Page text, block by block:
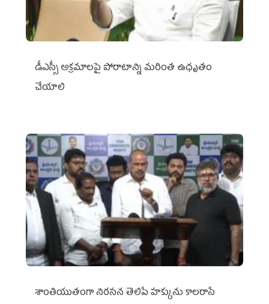
డీఎస్సీ అక్రమాలపై పోరాటాన్ని మరింత ఉధృతం
చేయాలి
శాంతియుతంగా నిరసన తెలిపే హక్కును కాలరాసే